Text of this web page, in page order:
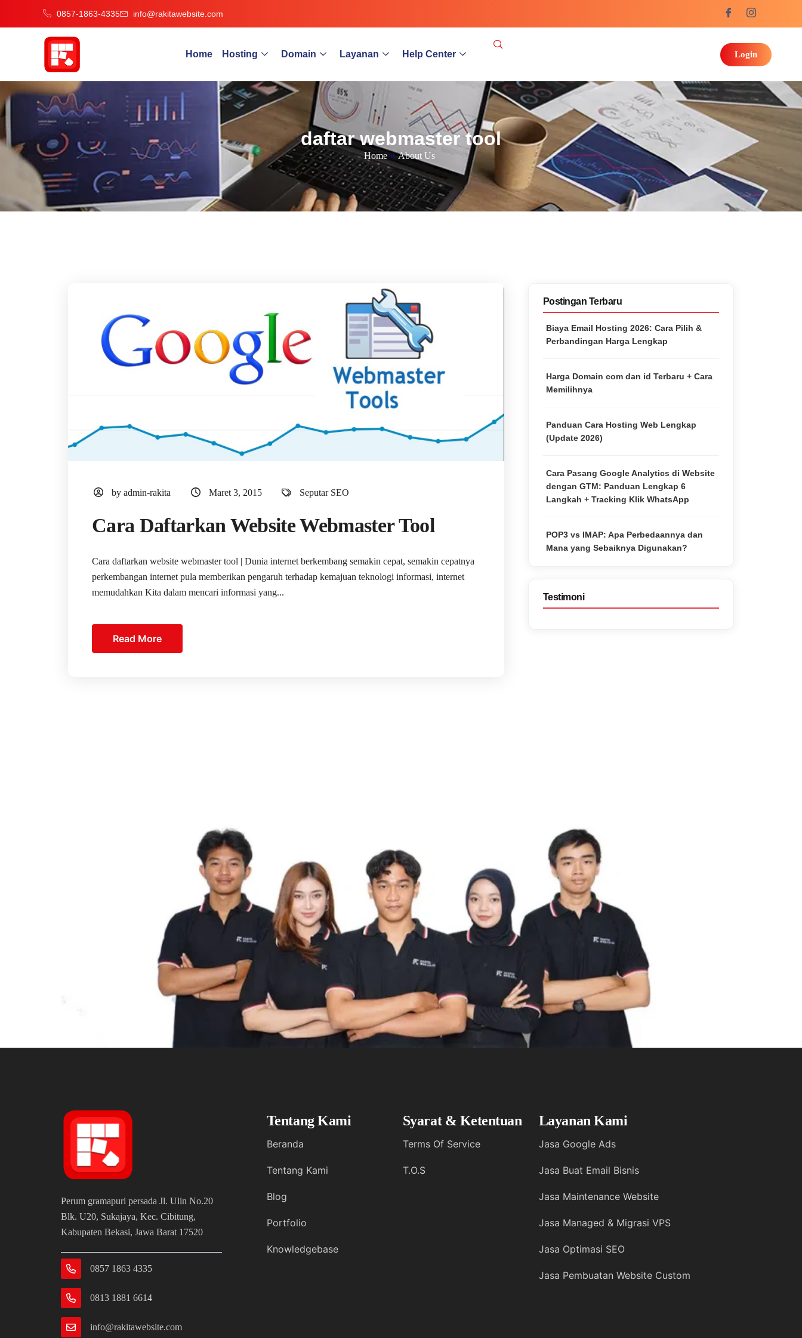
0857-1863-4335 info@rakitawebsite.com
Home Hosting Domain Layanan Help Center Login
daftar webmaster tool
Home » About Us
by admin-rakita Maret 3, 2015 Seputar SEO
Cara Daftarkan Website Webmaster Tool
Cara daftarkan website webmaster tool | Dunia internet berkembang semakin cepat, semakin cepatnya
perkembangan internet pula memberikan pengaruh terhadap kemajuan teknologi informasi, internet
memudahkan Kita dalam mencari informasi yang...
Read More
Postingan Terbaru
Biaya Email Hosting 2026: Cara Pilih &
Perbandingan Harga Lengkap
Harga Domain com dan id Terbaru + Cara
Memilihnya
Panduan Cara Hosting Web Lengkap
(Update 2026)
Cara Pasang Google Analytics di Website
dengan GTM: Panduan Lengkap 6
Langkah + Tracking Klik WhatsApp
POP3 vs IMAP: Apa Perbedaannya dan
Mana yang Sebaiknya Digunakan?
Testimoni
Perum gramapuri persada Jl. Ulin No.20
Blk. U20, Sukajaya, Kec. Cibitung,
Kabupaten Bekasi, Jawa Barat 17520
0857 1863 4335
0813 1881 6614
info@rakitawebsite.com
Tentang Kami
Beranda
Tentang Kami
Blog
Portfolio
Knowledgebase
Syarat & Ketentuan
Terms Of Service
T.O.S
Layanan Kami
Jasa Google Ads
Jasa Buat Email Bisnis
Jasa Maintenance Website
Jasa Managed & Migrasi VPS
Jasa Optimasi SEO
Jasa Pembuatan Website Custom